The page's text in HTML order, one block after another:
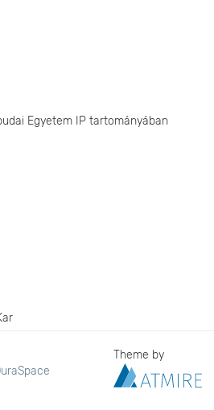
Egyetem IP tartományában
Theme by